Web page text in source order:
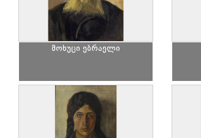
მოხუცი ებრაელი